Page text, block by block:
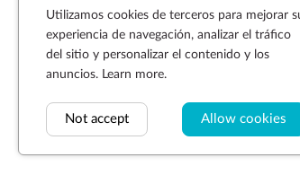
Utilizamos cookies de terceros para mejorar
experiencia de navegación, analizar el tráfico
del sitio y personalizar el contenido y los
anuncios. Learn more.
Allow cookies
Not accept